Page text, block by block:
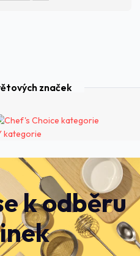
k odběru
značek